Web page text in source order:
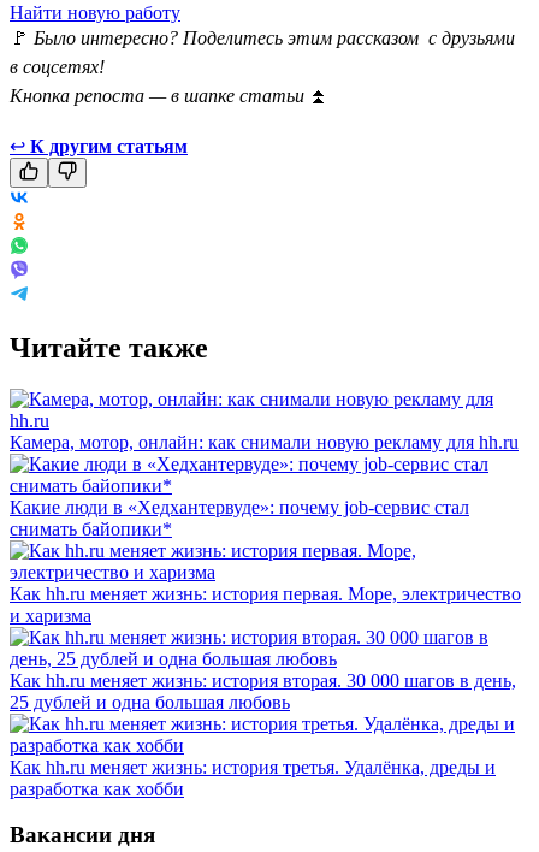
Найти новую работу
🚩 Было интересно? Поделитесь этим рассказом с друзьями
в соцсетях!
Кнопка репоста — в шапке статьи ⏫
↩ К другим статьям
Читайте также
Камера, мотор, онлайн: как снимали новую рекламу для hh.ru
Какие люди в «Хедхантервуде»: почему job-сервис стал
снимать байопики*
Как hh.ru меняет жизнь: история первая. Море, электричество
и харизма
Как hh.ru меняет жизнь: история вторая. 30 000 шагов в день,
25 дублей и одна большая любовь
Как hh.ru меняет жизнь: история третья. Удалёнка, дреды и
разработка как хобби
Вакансии дня